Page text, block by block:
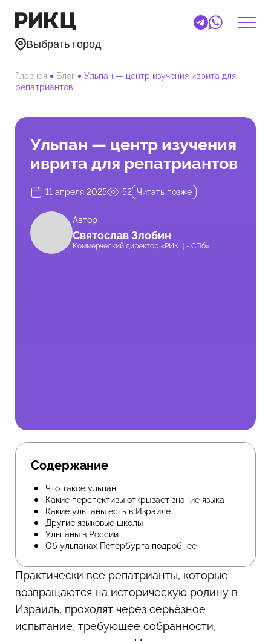
Выбрать город
Главная Блог
Ульпан — центр изучения иврита для
репатриантов
Ульпан — центр изучения
иврита для репатриантов
11 апреля 2025 52 Читать позже
Автор
Святослав Злобин
Коммерческий директор «РИКЦ - СПб»
Практически все репатрианты, которые
возвращаются на историческую родину в
Израиль, проходят через серьёзное
испытание, требующее собранности,
Содержание
Что такое ульпан
Какие перспективы открывает знание языка
Какие ульпаны есть в Израиле
Другие языковые школы
Ульпаны в России
Об ульпанах Петербурга подробнее